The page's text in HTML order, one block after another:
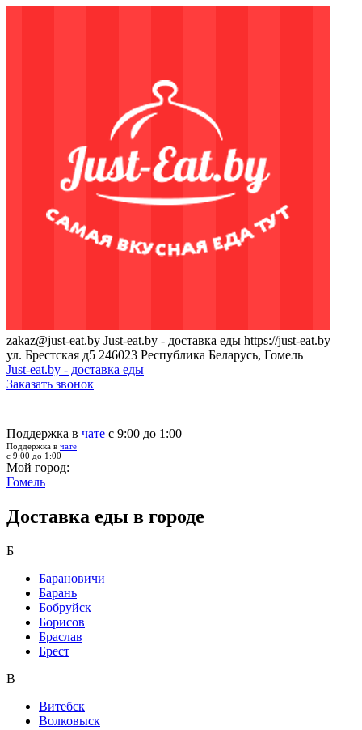
zakaz@just-eat.by Just-eat.by - доставка еды https://just-eat.by
ул. Брестская д5 246023 Республика Беларусь, Гомель
Just-eat.by - доставка еды
Заказать звонок
Поддержка в чате с 9:00 до 1:00
Поддержка в чате
с 9:00 до 1:00
Мой город:
Гомель
Доставка еды в городе
Б
Барановичи
Барань
Бобруйск
Борисов
Браслав
Брест
В
Витебск
Волковыск